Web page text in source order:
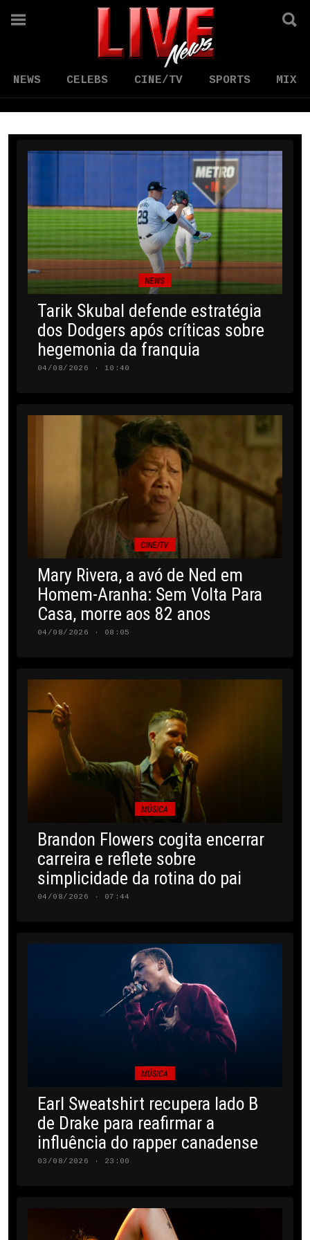
NEWS CELEBS CINE/TV SPORTS MIX
NEWS
Tarik Skubal defende estratégia
dos Dodgers após críticas sobre
hegemonia da franquia
04/08/2026 · 10:40
CINE/TV
Mary Rivera, a avó de Ned em
Homem-Aranha: Sem Volta Para
Casa, morre aos 82 anos
04/08/2026 · 08:05
MÚSICA
Brandon Flowers cogita encerrar
carreira e reflete sobre
simplicidade da rotina do pai
04/08/2026 · 07:44
MÚSICA
Earl Sweatshirt recupera lado B
de Drake para reafirmar a
influência do rapper canadense
03/08/2026 · 23:00